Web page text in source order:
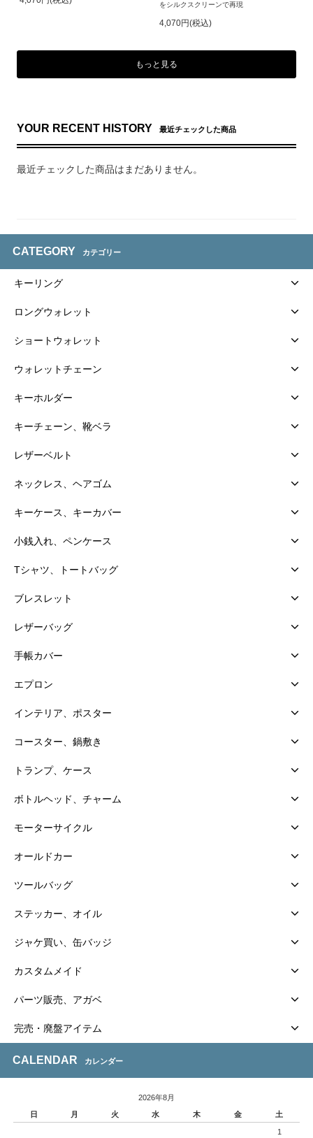
をシルクスクリーンで再現
4,070円(税込)
もっと見る
YOUR RECENT HISTORY 最近チェックした商品
最近チェックした商品はまだありません。
CATEGORY カテゴリー
キーリング
ロングウォレット
ショートウォレット
ウォレットチェーン
キーホルダー
キーチェーン、靴ベラ
レザーベルト
ネックレス、ヘアゴム
キーケース、キーカバー
小銭入れ、ペンケース
Tシャツ、トートバッグ
ブレスレット
レザーバッグ
手帳カバー
エプロン
インテリア、ポスター
コースター、鍋敷き
トランプ、ケース
ボトルヘッド、チャーム
モーターサイクル
オールドカー
ツールバッグ
ステッカー、オイル
ジャケ買い、缶バッジ
カスタムメイド
パーツ販売、アガベ
完売・廃盤アイテム
CALENDAR カレンダー
2026年8月
日
月 火 水 木 金 土
1